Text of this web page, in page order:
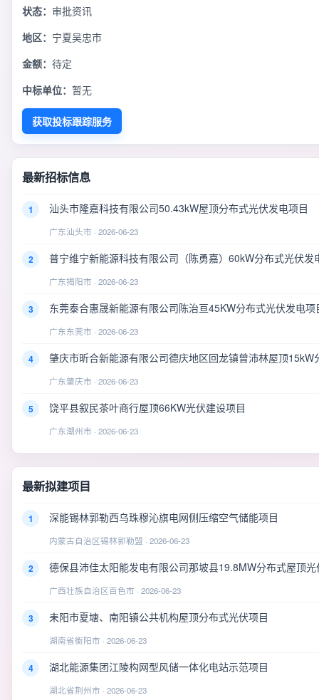
状态： 审批资讯
地区： 宁夏吴忠市
金额： 待定
中标单位： 暂无
获取投标跟踪服务
最新招标信息
1 汕头市隆嘉科技有限公司50.43kW屋顶分布式光伏发电项目
广东汕头市 · 2026-06-23
2 普宁维宁新能源科技有限公司（陈勇嘉）60kW分布式光伏发
广东揭阳市 · 2026-06-23
3 东莞泰合惠晟新能源有限公司陈治亘45KW分布式光伏发电项
广东东莞市 · 2026-06-23
4 肇庆市昕合新能源有限公司德庆地区回龙镇曾沛林屋顶15kW
广东肇庆市 · 2026-06-23
5 饶平县叙民茶叶商行屋顶66KW光伏建设项目
广东潮州市 · 2026-06-23
最新拟建项目
1 深能锡林郭勒西乌珠穆沁旗电网侧压缩空气储能项目
内蒙古自治区锡林郭勒盟 · 2026-06-23
2 德保县沛佳太阳能发电有限公司那坡县19.8MW分布式屋顶
广西壮族自治区百色市 · 2026-06-23
3 耒阳市夏塘、南阳镇公共机构屋顶分布式光伏项目
湖南省衡阳市 · 2026-06-23
4 湖北能源集团江陵构网型风储一体化电站示范项目
湖北省荆州市 · 2026-06-23